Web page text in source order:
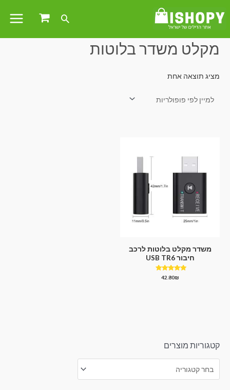
קטגוריות מוצרים
עמוד הבית/ מוצרים המתויגים “מקלט משדר בלוטות”
מקלט משדר בלוטות
מציג תוצאה אחת
משדר מקלט בלוטות לרכב
חיבור USB TR6
דורג
42.80₪